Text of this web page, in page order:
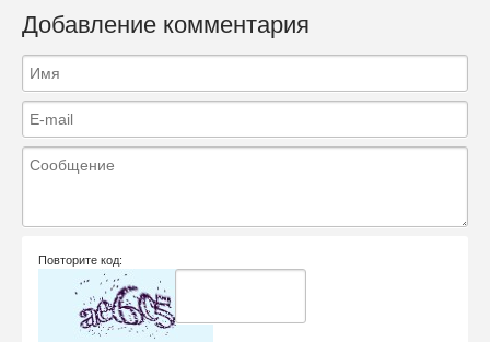
Добавление комментария
Повторите код: